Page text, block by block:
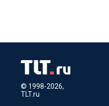
© 1998-2026,
TLT.ru